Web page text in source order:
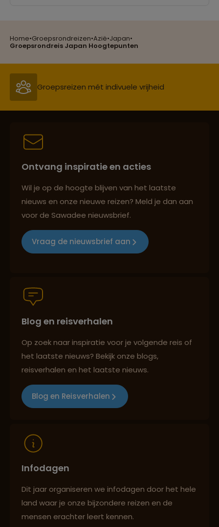
Home•Groepsrondreizen•Azië•Japan•
Groepsrondreis Japan Hoogtepunten
Groepsreizen mét indivuele vrijheid
Persoonlijk en deskundig reisadvies
Best beoordeelde reisroutes
Groepsreizen mét indivuele vrijheid
Best beoordeelde reisroutes
Reizen met oog voor mens, cultuur en milieu
Ontvang inspiratie en acties
Wil je op de hoogte blijven van het laatste
nieuws en onze nieuwe reizen? Meld je dan aan
voor de Sawadee nieuwsbrief.
Vraag de nieuwsbrief aan
Blog en reisverhalen
Op zoek naar inspiratie voor je volgende reis of
het laatste nieuws? Bekijk onze blogs,
reisverhalen en het laatste nieuws.
Blog en Reisverhalen
Infodagen
Dit jaar organiseren we infodagen door het hele
land waar je onze bijzondere reizen en de
mensen erachter leert kennen.